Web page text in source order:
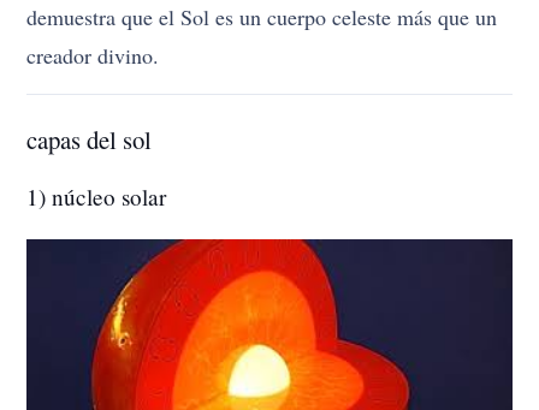
demuestra que el Sol es un cuerpo celeste más que un
creador divino.
capas del sol
1) núcleo solar